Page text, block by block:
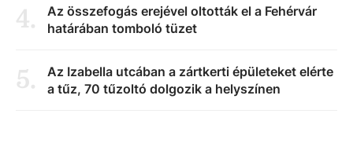
4.
Az összefogás erejével oltották el a Fehérvár
határában tomboló tüzet
5.
Az Izabella utcában a zártkerti épületeket elérte
a tűz, 70 tűzoltó dolgozik a helyszínen